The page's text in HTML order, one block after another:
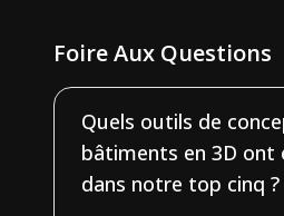
Foire Aux Questions
Quels outils de
bâtiments en 3D ont
dans notre top cinq ?